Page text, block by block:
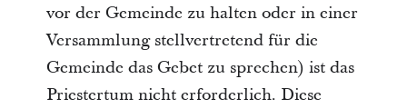
vor der Gemeinde zu halten oder in einer
Versammlung stellvertretend für die
Gemeinde das Gebet zu sprechen) ist das
Priestertum nicht erforderlich. Diese